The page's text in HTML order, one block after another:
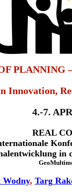
PLANNING
Innovation,
4.-7.
REAL
in
Wodny, Targ